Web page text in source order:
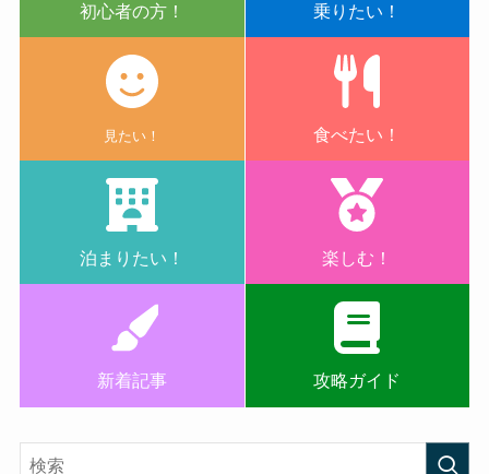
初心者の方！ 乗りたい！
見たい！ 食べたい！
泊まりたい！ 楽しむ！
新着記事 攻略ガイド